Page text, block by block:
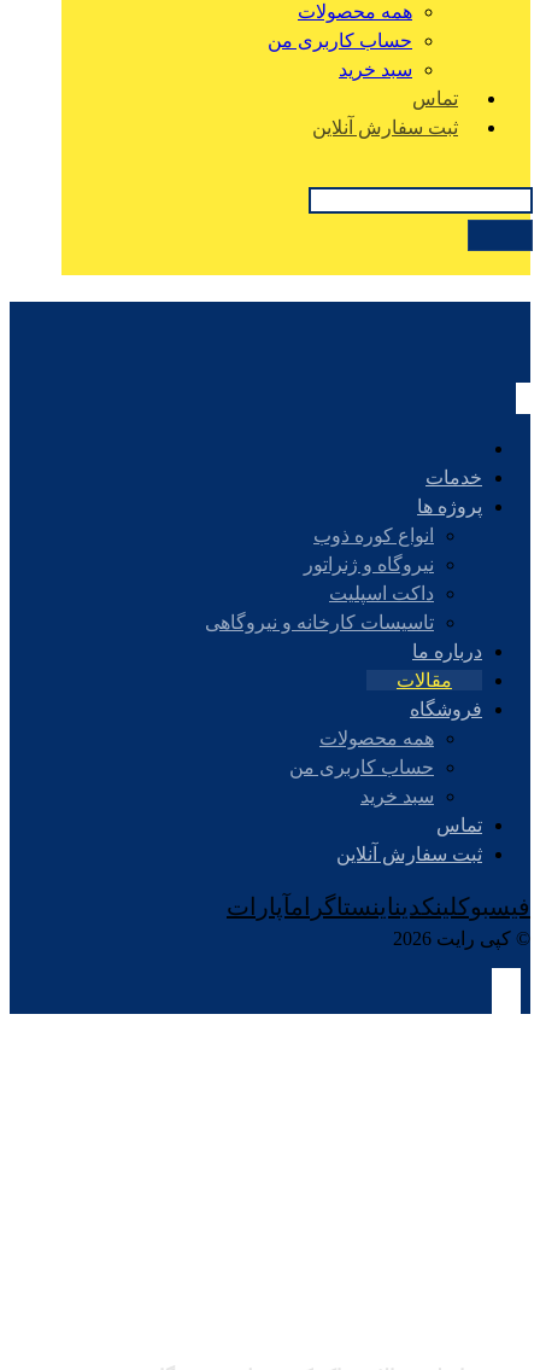
همه محصولات
حساب کاربری من
سبد خرید
تماس
ثبت سفارش آنلاین
خدمات
پروژه ها
انواع کوره ذوب
نیروگاه و ژنراتور
داکت اسپلیت
تاسیسات کارخانه و نیروگاهی
درباره ما
مقالات
فروشگاه
همه محصولات
حساب کاربری من
سبد خرید
تماس
ثبت سفارش آنلاین
فیسبوکلینکدیناینستاگرامآپارات
© کپی رایت 2026